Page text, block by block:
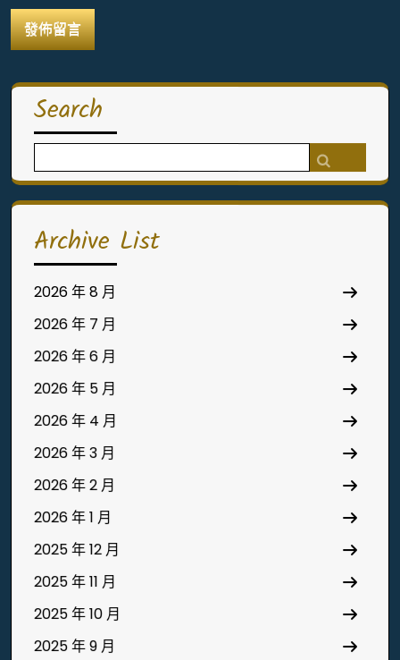
Search
for:
Archive List
2026 年 8 月
2026 年 7 月
2026 年 6 月
2026 年 5 月
2026 年 4 月
2026 年 3 月
2026 年 2 月
2026 年 1 月
2025 年 12 月
2025 年 11 月
2025 年 10 月
2025 年 9 月